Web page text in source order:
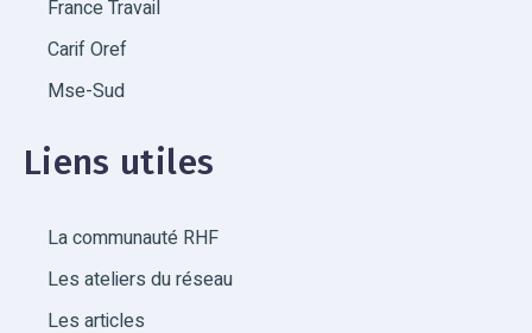
France Travail
Carif Oref
Mse-Sud
Liens utiles
La communauté RHF
Les ateliers du réseau
Les articles